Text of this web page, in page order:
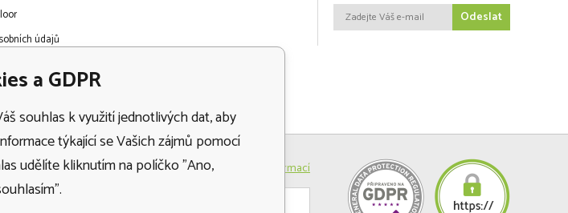
údajů
Odeslat
Více informací
a GDPR
souhlas k využití jednotlivých dat, aby
týkající se Vašich zájmů pomocí
udělíte kliknutím na políčko "Ano,